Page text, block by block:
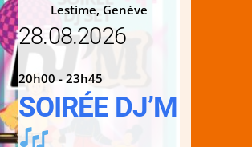
Lestime, Genève
28.08.2026
20h00 - 23h45
SOIRÉE DJ’M